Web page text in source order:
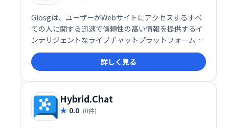
Giosgは、ユーザーがWebサイトにアクセスするすべ
ての人に関する迅速で信頼性の高い情報を提供するイ
ンテリジェントなライブチャットプラットフォームで
す。このシステムは、各訪問者をスキャンして、行動
レポートに基づいて、それらが「ホット」または「コ
ールド」の見込み客かどうかを評価するようにも設計
されています。
詳しく見る
Hybrid.Chat
0.0 (0件)